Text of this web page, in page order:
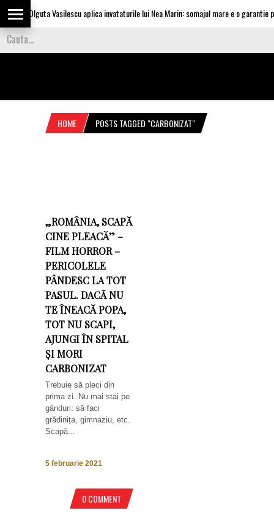
Olguta Vasilescu aplica invataturile lui Nea Marin: somajul mare e o garantie
HOME POSTS TAGGED "CARBONIZAT"
„ROMÂNIA, SCAPĂ
CINE PLEACĂ” –
FILM HORROR –
PERICOLELE
PÂNDESC LA TOT
PASUL. DACĂ NU
TE ÎNEACĂ POPA,
TOT NU SCAPI,
AJUNGI ÎN SPITAL
ȘI MORI
CARBONIZAT
Trebuie să pleci din
prima zi. Nu mai stai pe
gânduri: să faci
grădinița, gimnaziu, etc.
Scapă...
5 februarie 2021
0 COMMENT